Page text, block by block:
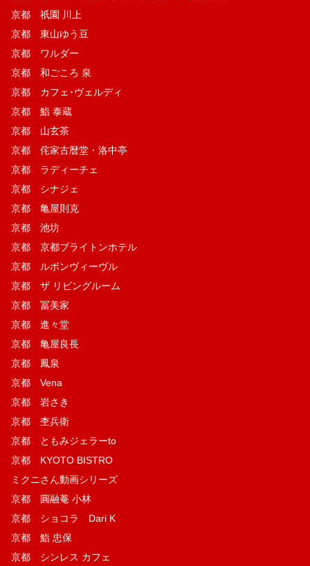
京都 祇園 川上
京都 東山ゆう豆
京都 ワルダー
京都 和ごころ 泉
京都 カフェ･ヴェルディ
京都 鮨 泰蔵
京都 山玄茶
京都 侘家古暦堂・洛中亭
京都 ラディーチェ
京都 シナジェ
京都 亀屋則克
京都 池坊
京都 京都ブライトンホテル
京都 ルボンヴィーヴル
京都 ザ リビングルーム
京都 冨美家
京都 進々堂
京都 亀屋良長
京都 鳳泉
京都 Vena
京都 岩さき
京都 杢兵衛
京都 ともみジェラーto
京都 KYOTO BISTRO
ミクニさん動画シリーズ
京都 圓融菴 小林
京都 ショコラ Dari K
京都 鮨 忠保
京都 シンレス カフェ